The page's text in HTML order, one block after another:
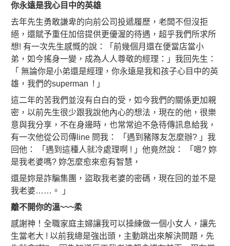
你永遠是我心目中的英雄
去年先生勇敢謙卑的向前公司投遞履歷，老闆不但沒拒
絕，還賦予重任加倍提供更優渥的待遇，超乎我們所求所
想! 有一次先生感慨的說：「前幾個月還在便當店當小
弟，如今搖身一變，成為人人尊敬的經理：」我回先生：
「 無論你是小弟還是經理，你永遠是我和孩子心目中的英
雄，我們的superman ! 」
這二年的苦我們並沒有白白的受，如今我們的關係更加親
密，以前先生很少跟我說他內心的想法，現在的他，很樂
意與我分享，不在身邊時，也常常迫不急待傳訊息給我，
有一次他從公司傳line 問我： 「遇到豬隊友怎麼辦? 」我
回他： 「遇到這種人就冷處理啊 ! 」他竟然說： 「嗯? 妳
是我老婆嗎? 妳怎麼愈來愈有智慧，
還是妳是詐騙集團，盜取我老婆的密碼，現在回的並不是
我老婆……。 」
離不開你的溫~~~柔
感謝神！全職家庭主婦讓我可以操練做一個小女人，讓先
生當老大 ! 以前我總是強出頭，主動跳出來解決問題，先